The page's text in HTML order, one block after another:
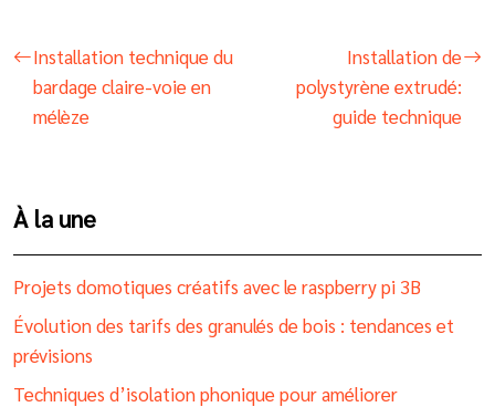
Installation technique du
bardage claire-voie en
mélèze
Installation de
polystyrène extrudé:
guide technique
À la une
Projets domotiques créatifs avec le raspberry pi 3B
Évolution des tarifs des granulés de bois : tendances et
prévisions
Techniques d’isolation phonique pour améliorer